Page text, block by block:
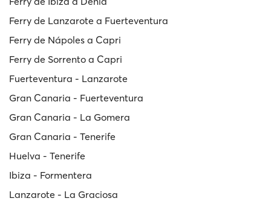
Ferry de Lanzarote a Fuerteventura
Ferry de Nápoles a Capri
Ferry de Sorrento a Capri
Fuerteventura - Lanzarote
Gran Canaria - Fuerteventura
Gran Canaria - La Gomera
Gran Canaria - Tenerife
Huelva - Tenerife
Ibiza - Formentera
Lanzarote - La Graciosa